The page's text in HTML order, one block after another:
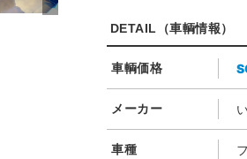
DETAIL（車輌情報）
車輌価格
メーカー
車種